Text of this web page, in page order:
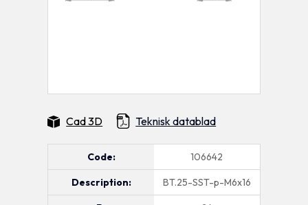
Code: 106642
Description: BT.25-SST-p-M6x16
Cad 3D Teknisk datablad